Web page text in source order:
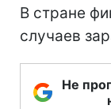
В стране
случаев
Не